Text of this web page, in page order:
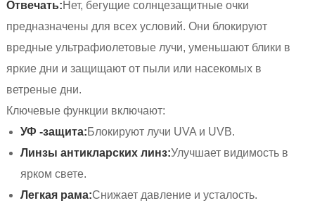
Отвечать:Нет, бегущие солнцезащитные очки
предназначены для всех условий. Они блокируют
вредные ультрафиолетовые лучи, уменьшают блики в
яркие дни и защищают от пыли или насекомых в
ветреные дни.
Ключевые функции включают:
УФ -защита:Блокируют лучи UVA и UVB.
Линзы антикларских линз:Улучшает видимость в
ярком свете.
Легкая рама:Снижает давление и усталость.